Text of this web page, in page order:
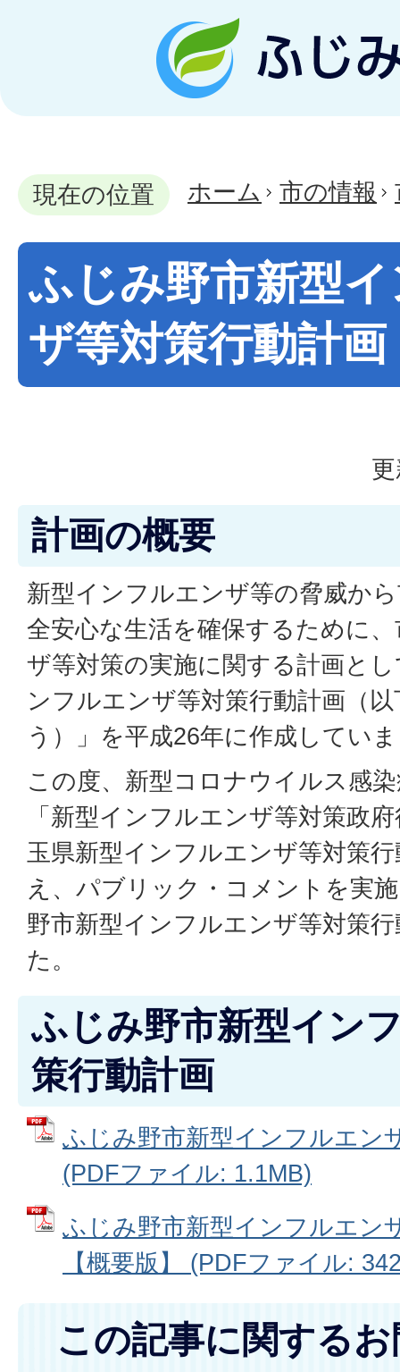
現在の位置 ホーム 市の情報
ふじみ野市新型
ザ等対策行動計画
計画の概要
新型インフルエンザ等の脅威か
全安心な生活を確保するために
ザ等対策の実施に関する計画と
ンフルエンザ等対策行動計画（
う）」を平成26年に作成してい
この度、新型コロナウイルス感
「新型インフルエンザ等対策政
玉県新型インフルエンザ等対策
え、パブリック・コメントを実
野市新型インフルエンザ等対策
た。
ふじみ野市新型イン
策行動計画
ふじみ野市新型インフルエン
(PDFファイル: 1.1MB)
ふじみ野市新型インフルエン
【概要版】 (PDFファイル:
この記事に関する